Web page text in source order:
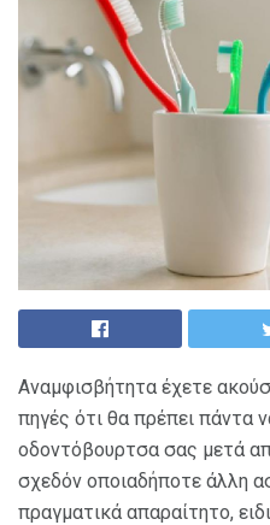
Αναμφισβήτητα έχετε
πηγές ότι θα πρέπει πάντα
οδοντόβουρτσα σας μετά
σχεδόν οποιαδήποτε άλλη
πραγματικά απαραίτητο,